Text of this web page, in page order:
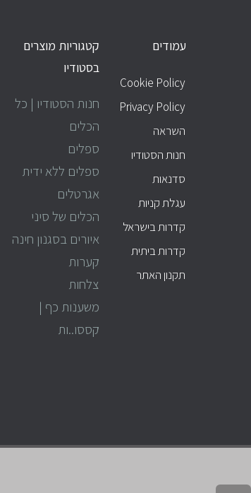
עמודים
עמודים
Cookie Policy
Privacy Policy
השראה
חנות הסטודיו
סדנאות
עגלת קניות
קדרות בישראל
קדרות ביתית
תקנון האתר
קטגוריות מוצרים
בסטודיו
חנות הסטודיו | כל
הכלים
ספלים
ספלים ללא ידית
אגרטלים
הכלים של סיני
איורים בסגנון חינה
קערות
צלחות
משענות כף |
קססו..ות